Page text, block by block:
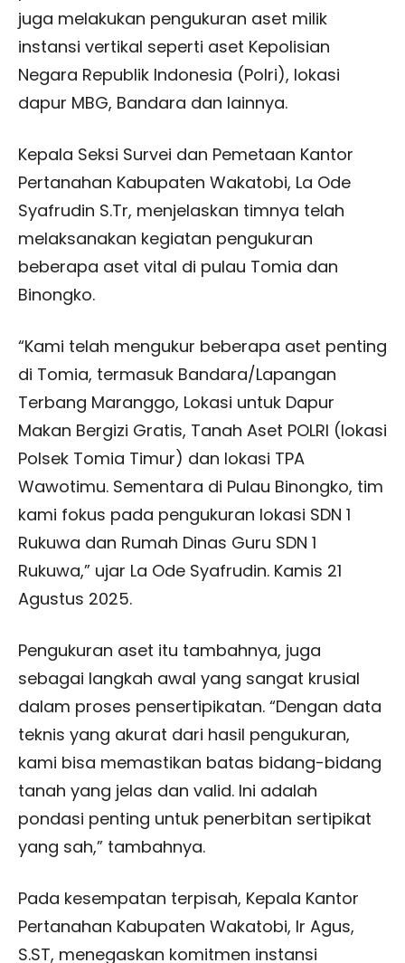
juga melakukan pengukuran aset milik
instansi vertikal seperti aset Kepolisian
Negara Republik Indonesia (Polri), lokasi
dapur MBG, Bandara dan lainnya.
Kepala Seksi Survei dan Pemetaan Kantor
Pertanahan Kabupaten Wakatobi, La Ode
Syafrudin S.Tr, menjelaskan timnya telah
melaksanakan kegiatan pengukuran
beberapa aset vital di pulau Tomia dan
Binongko.
“Kami telah mengukur beberapa aset penting
di Tomia, termasuk Bandara/Lapangan
Terbang Maranggo, Lokasi untuk Dapur
Makan Bergizi Gratis, Tanah Aset POLRI (lokasi
Polsek Tomia Timur) dan lokasi TPA
Wawotimu. Sementara di Pulau Binongko, tim
kami fokus pada pengukuran lokasi SDN 1
Rukuwa dan Rumah Dinas Guru SDN 1
Rukuwa,” ujar La Ode Syafrudin. Kamis 21
Agustus 2025.
Pengukuran aset itu tambahnya, juga
sebagai langkah awal yang sangat krusial
dalam proses pensertipikatan. “Dengan data
teknis yang akurat dari hasil pengukuran,
kami bisa memastikan batas bidang-bidang
tanah yang jelas dan valid. Ini adalah
pondasi penting untuk penerbitan sertipikat
yang sah,” tambahnya.
Pada kesempatan terpisah, Kepala Kantor
Pertanahan Kabupaten Wakatobi, Ir Agus,
S.ST, menegaskan komitmen instansi